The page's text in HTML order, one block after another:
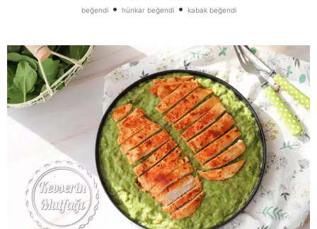
beğendi• hünkar beğendi• kabak beğendi